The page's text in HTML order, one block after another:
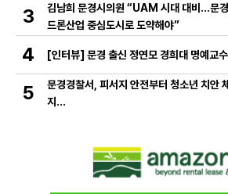
3
김남희 문경시의원 “UAM 시대 대비…문
드론산업 중심도시로 도약해야”
4 [인터뷰] 문경 출신 정연모 경희대 명예교수
5
문경경찰서, 피서지 안전부터 청소년 치안
지…